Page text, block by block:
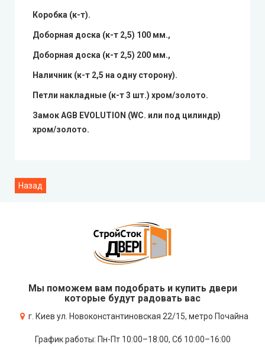
Коробка (к-т).
Доборная доска (к-т 2,5) 100 мм.,
Доборная доска (к-т 2,5) 200 мм.,
Наличник (к-т 2,5 на одну сторону).
Петли накладные (к-т 3 шт.) хром/золото.
Замок AGB EVOLUTION (WC. или под цилиндр)
хром/золото.
Мы поможем вам подобрать и купить двери
которые будут радовать вас
г. Киев ул. Новоконстантиновская 22/15, метро Почайна
График работы: Пн-Пт 10:00–18:00, Сб 10:00–16:00